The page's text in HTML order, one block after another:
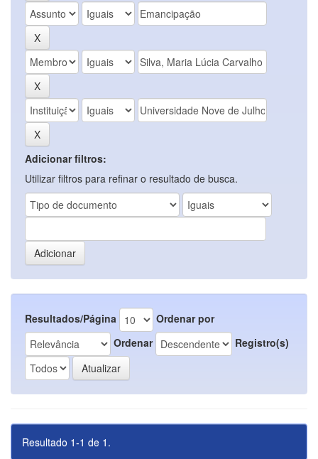
Adicionar filtros:
Utilizar filtros para refinar o resultado de busca.
Resultados/Página
Ordenar por
Ordenar
Registro(s)
Resultado 1-1 de 1.